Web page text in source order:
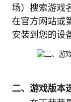
场）搜索游戏
在官方网站或
安装到您的设
二、游戏版本